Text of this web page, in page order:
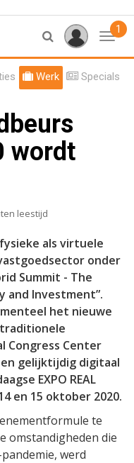
1
Werk Specials
wordt
leestijd
fysieke als virtuele
onder
Summit - The
and Investment”.
het nieuwe
Congress Center
gelijktijdig digitaal
EXPO REAL
en 15 oktober 2020.
te
omstandigheden die
werd